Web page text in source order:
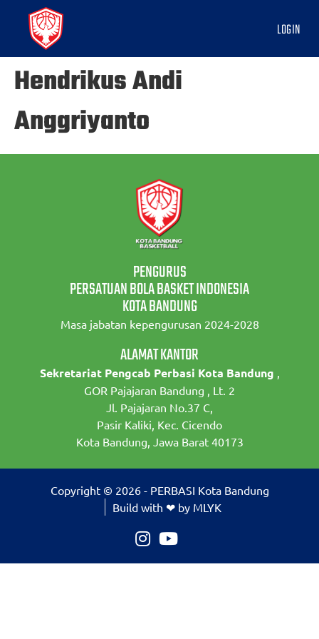
LOGIN
Hendrikus Andi
Anggriyanto
PENGURUS
PERSATUAN BOLA BASKET INDONESIA
KOTA BANDUNG
Masa jabatan kepengurusan 2024-2028
ALAMAT KANTOR
Sekretariat Pengcab Perbasi Kota Bandung ,
GOR Pajajaran Bandung , Lt. 2
Jl. Pajajaran No.37 C,
Pasir Kaliki, Kec. Cicendo
Kota Bandung, Jawa Barat 40173
Copyright © 2026 - PERBASI Kota Bandung
Build with ❤ by MLYK